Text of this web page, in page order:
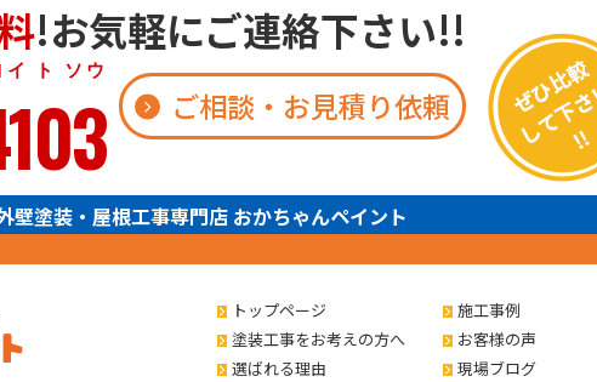
!お気軽にご連絡下さい!!
ソウ
ご相談・お見積り依頼
塗装・屋根工事専門店 おかちゃんペイント
トップページ
塗装工事をお考えの方へ
選ばれる理由
施工事例
お客様の声
現場ブログ